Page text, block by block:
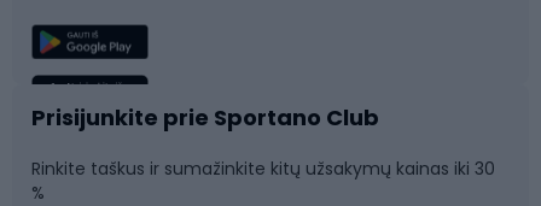
Žvejyba
Sportinė medicina
Plaukimas
Komandinis sportas
Prisijunkite prie Sportano Club
Rinkite taškus ir sumažinkite kitų užsakymų kainas iki 30
%